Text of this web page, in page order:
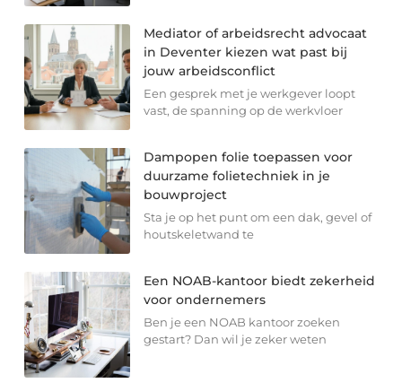
Mediator of arbeidsrecht advocaat
in Deventer kiezen wat past bij
jouw arbeidsconflict
Een gesprek met je werkgever loopt
vast, de spanning op de werkvloer
Dampopen folie toepassen voor
duurzame folietechniek in je
bouwproject
Sta je op het punt om een dak, gevel of
houtskeletwand te
Een NOAB-kantoor biedt zekerheid
voor ondernemers
Ben je een NOAB kantoor zoeken
gestart? Dan wil je zeker weten